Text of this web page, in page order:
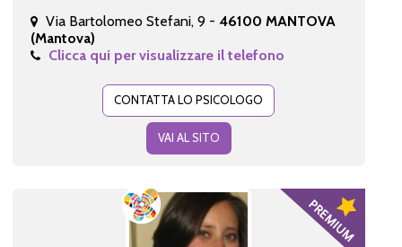
Via Bartolomeo Stefani, 9 - 46100 MANTOVA
(Mantova)
Clicca qui per visualizzare il telefono
CONTATTA LO PSICOLOGO
VAI AL SITO